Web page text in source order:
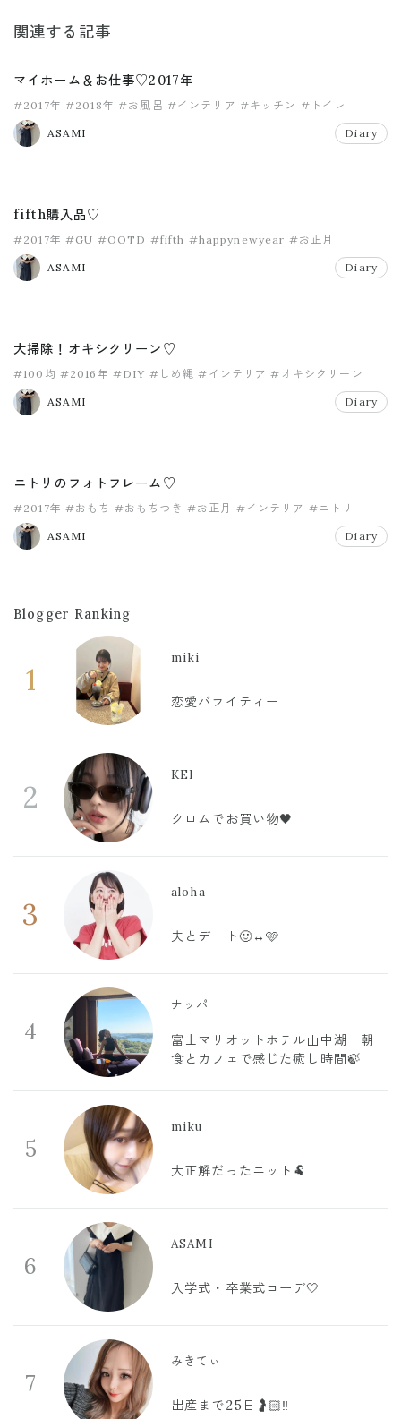
関連する記事
マイホーム＆お仕事♡2017年
#2017年 #2018年 #お風呂 #インテリア #キッチン #トイレ
ASAMI Diary
fifth購入品♡
#2017年 #GU #OOTD #fifth #happynewyear #お正月
ASAMI Diary
大掃除！オキシクリーン♡
#100均 #2016年 #DIY #しめ縄 #インテリア #オキシクリーン
ASAMI Diary
ニトリのフォトフレーム♡
#2017年 #おもち #おもちつき #お正月 #インテリア #ニトリ
ASAMI Diary
Blogger Ranking
1
miki
恋愛バライティー
2
KEI
クロムでお買い物🖤
3
aloha
夫とデート🙂‍↔️🩷
4
ナッパ
富士マリオットホテル山中湖｜朝
食とカフェで感じた癒し時間🍃
5
miku
大正解だったニット🐏
6
ASAMI
入学式・卒業式コーデ🤍
7
みきてぃ
出産まで25日🤰🏻‼️